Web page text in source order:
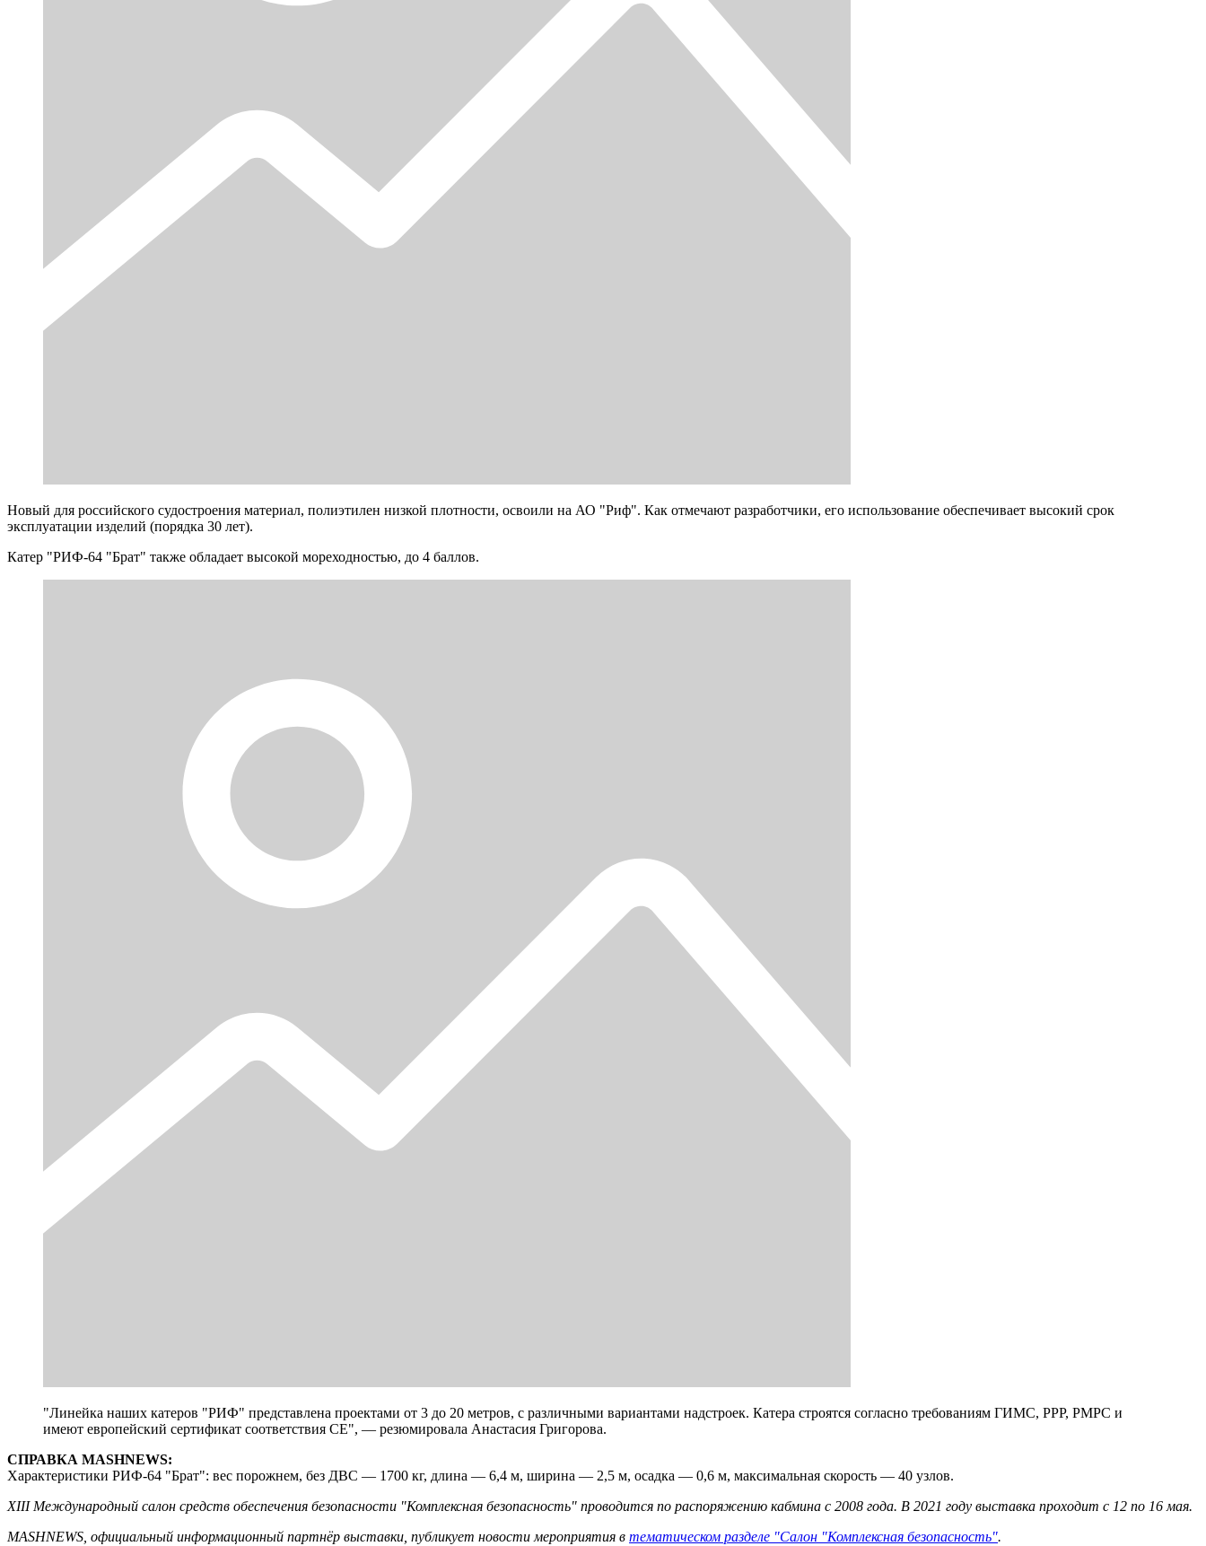
Новый для российского судостроения материал, полиэтилен низкой плотности, освоили на АО "Риф". Как отмечают разработчики, его использование обеспечивает высокий срок
эксплуатации изделий (порядка 30 лет).
Катер "РИФ-64 "Брат" также обладает высокой мореходностью, до 4 баллов.
"Линейка наших катеров "РИФ" представлена проектами от 3 до 20 метров, с различными вариантами надстроек. Катера строятся согласно требованиям ГИМС, РРР, РМРС и
имеют европейский сертификат соответствия СЕ", — резюмировала Анастасия Григорова.
СПРАВКА MASHNEWS:
Характеристики РИФ-64 "Брат": вес порожнем, без ДВС — 1700 кг, длина — 6,4 м, ширина — 2,5 м, осадка — 0,6 м, максимальная скорость — 40 узлов.
XIII Международный салон средств обеспечения безопасности "Комплексная безопасность" проводится по распоряжению кабмина с 2008 года. В 2021 году выставка проходит с 12 по 16 мая.
MASHNEWS, официальный информационный партнёр выставки, публикует новости мероприятия в тематическом разделе "Салон "Комплексная безопасность".